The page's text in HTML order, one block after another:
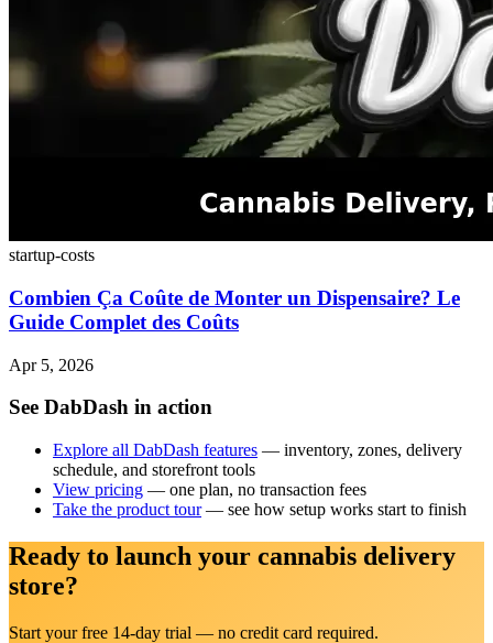
startup-costs
Combien Ça Coûte de Monter un Dispensaire? Le
Guide Complet des Coûts
Apr 5, 2026
See DabDash in action
Explore all DabDash features — inventory, zones, delivery
schedule, and storefront tools
View pricing — one plan, no transaction fees
Take the product tour— see how setup works start to finish
Ready to launch your cannabis delivery
store?
Start your free 14-day trial — no credit card required.